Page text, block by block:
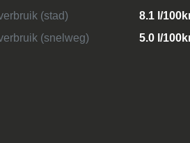
(stad)
8.1 l/
(snelweg)
5.0 l/